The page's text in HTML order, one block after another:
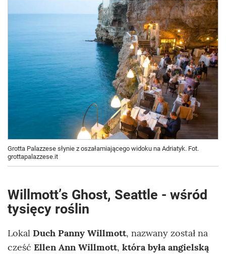
Grotta Palazzese słynie z oszałamiającego widoku na Adriatyk. Fot.
grottapalazzese.it
Willmottʼs Ghost, Seattle - wśród
tysięcy roślin
Lokal Duch Panny Willmott, nazwany został na
cześć Ellen Ann Willmott, która była angielską